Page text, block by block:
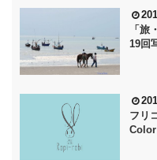
「
19回
フリ
Color